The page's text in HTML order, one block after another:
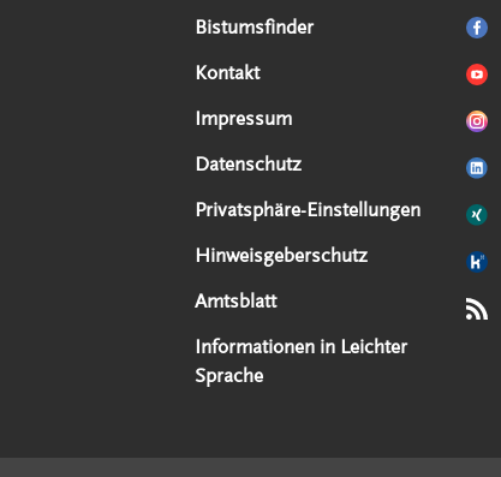
Serviceangebote
Bistumsfinder
Kontakt
Impressum
Datenschutz
Privatsphäre-Einstellungen
Hinweisgeberschutz
Amtsblatt
Informationen in Leichter
Sprache
Social Media Angebote
Externe Links